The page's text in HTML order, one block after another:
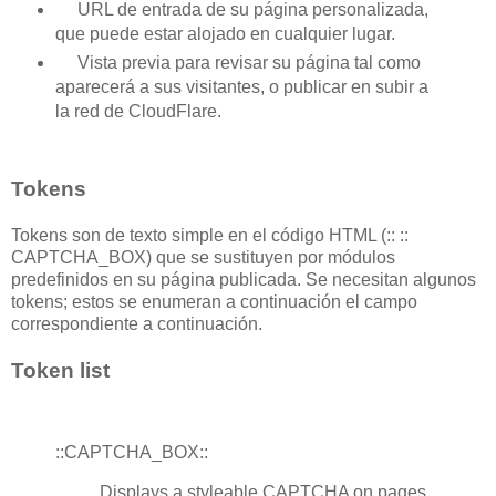
URL de entrada de su página personalizada,
que puede estar alojado en cualquier lugar.
Vista previa para revisar su página tal como
aparecerá a sus visitantes, o publicar en subir a
la red de CloudFlare.
Tokens
Tokens son de texto simple en el código HTML (:: ::
CAPTCHA_BOX) que se sustituyen por módulos
predefinidos en su página publicada. Se necesitan algunos
tokens; estos se enumeran a continuación el campo
correspondiente a continuación.
Token list
::CAPTCHA_BOX::
Displays a styleable CAPTCHA on pages